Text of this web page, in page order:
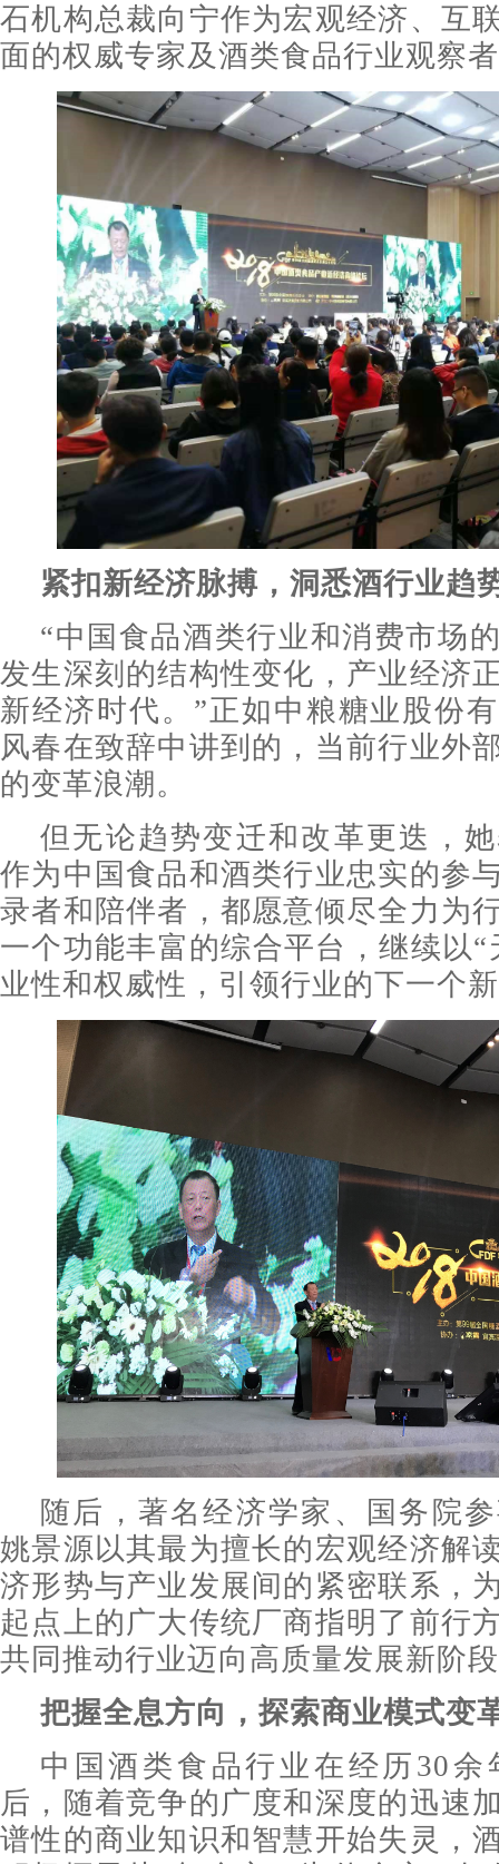
石机构总裁向宁作为宏观经济、互
面的权威专家及酒类食品行业观察
紧扣新经济脉搏，洞悉酒行业趋
“中国食品酒类行业和消费市场
发生深刻的结构性变化，产业经济
新经济时代。”正如中粮糖业股份
风春在致辞中讲到的，当前行业外
的变革浪潮。
但无论趋势变迁和改革更迭，
作为中国食品和酒类行业忠实的参
录者和陪伴者，都愿意倾尽全力为
一个功能丰富的综合平台，继续以
业性和权威性，引领行业的下一个
随后，著名经济学家、国务院
姚景源以其最为擅长的宏观经济解
济形势与产业发展间的紧密联系，
起点上的广大传统厂商指明了前行
共同推动行业迈向高质量发展新阶
把握全息方向，探索商业模式变
中国酒类食品行业在经历30余
后，随着竞争的广度和深度的迅速
谱性的商业知识和智慧开始失灵，